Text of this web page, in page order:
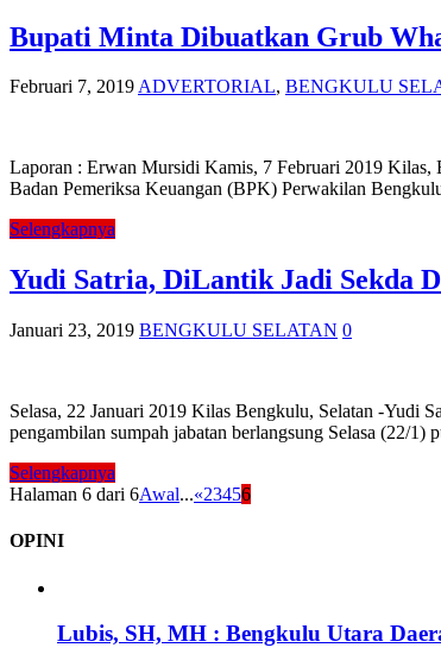
Bupati Minta Dibuatkan Grub
Februari 7, 2019ADVERTORIAL, BENGKULU
Laporan : Erwan Mursidi Kamis, 7 Februari 2019 Kilas,
Badan Pemeriksa Keuangan (BPK) Perwakilan
Selengkapnya
Yudi Satria, DiLantik Jadi Sekda
Januari 23, 2019 BENGKULU SELATAN 0
Selasa, 22 Januari 2019 Kilas Bengkulu, Selatan -Yudi
pengambilan sumpah jabatan berlangsung Selasa (22/
Selengkapnya
Halaman 6 dari 6Awal...«23456
OPINI
Lubis, SH, MH : Bengkulu Utara